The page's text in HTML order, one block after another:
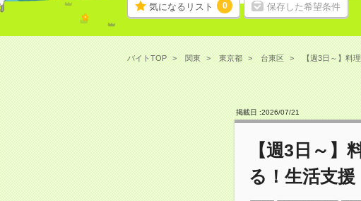
気になるリスト 0 保存した希望条件
バイトTOP 関東 東京都 台東区 【週3日～】料
掲載日 :2026/07/21
【週3日～
る！生活支援